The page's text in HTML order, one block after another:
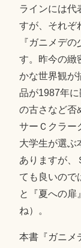
ラインには代
すが、それぞ
『ガニメデ
す。昨今の緻
かな世界観が
品が1987年
の古さなど否
サーＣクラー
大学生が選ぶ
ありますが、
ても良いので
と『夏への扉
ね）。
本書『ガニメ